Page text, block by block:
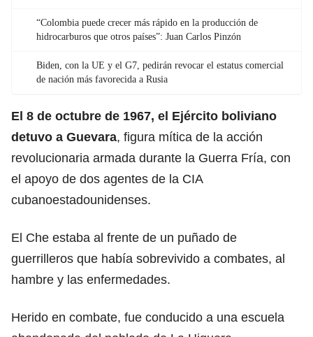
“Colombia puede crecer más rápido en la producción de
hidrocarburos que otros países”: Juan Carlos Pinzón
Biden, con la UE y el G7, pedirán revocar el estatus comercial
de nación más favorecida a Rusia
El 8 de octubre de 1967, el Ejército boliviano
detuvo a Guevara, figura mítica de la acción
revolucionaria armada durante la Guerra Fría, con
el apoyo de dos agentes de la CIA
cubanoestadounidenses.
El Che estaba al frente de un puñado de
guerrilleros que había sobrevivido a combates, al
hambre y las enfermedades.
Herido en combate, fue conducido a una escuela